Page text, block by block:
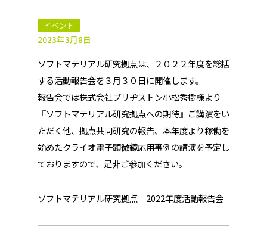
イベント
2023年3月8日
ソフトマテリアル研究拠点は、２０２２年度を総括
する活動報告会を３月３０日に開催します。
報告会では株式会社ブリヂストン小松秀樹様より
『ソフトマテリアル研究拠点への期待』ご講演をい
ただく他、拠点共同研究の報告、本年度より稼働を
始めたクライオ電子顕微鏡応用事例の講演を予定し
ておりますので、是非ご参加ください。
ソフトマテリアル研究拠点 2022年度活動報告会